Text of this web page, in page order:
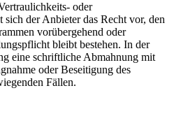
oder
der Anbieter das Recht vor, den
vorübergehend oder
bleibt bestehen. In der
eine schriftliche Abmahnung mit
oder Beseitigung des
Fällen.